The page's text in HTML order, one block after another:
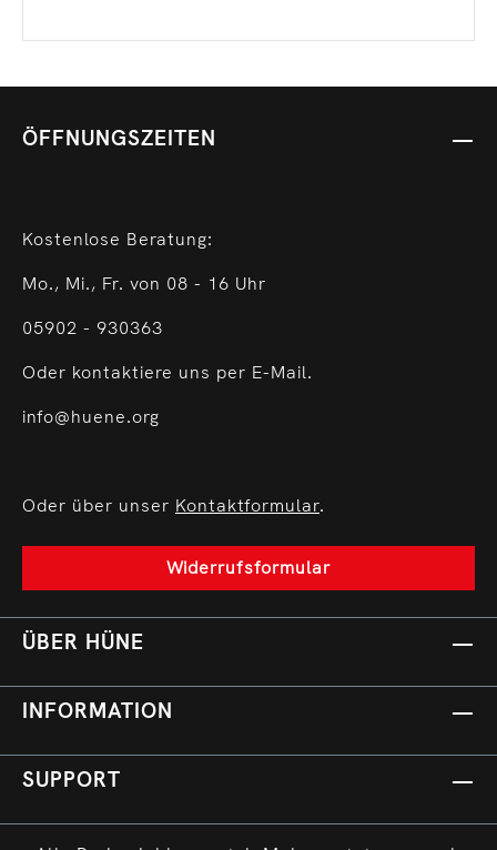
ÖFFNUNGSZEITEN
Kostenlose Beratung:
Mo., Mi., Fr. von 08 - 16 Uhr
05902 - 930363
Oder kontaktiere uns per E-Mail.
info@huene.org
Oder über unser Kontaktformular.
Widerrufsformular
ÜBER HÜNE
INFORMATION
SUPPORT